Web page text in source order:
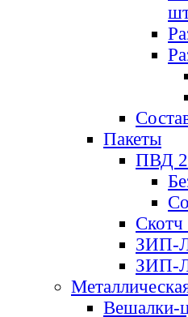
Пакеты
ПВД
ЗИП-
ЗИП-
Вешалки-